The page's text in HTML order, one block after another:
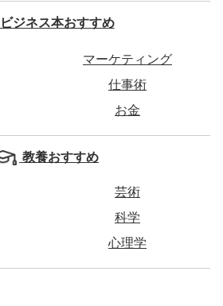
ビジネス本おすすめ
マーケティング
仕事術
お金
教養おすすめ
芸術
科学
心理学